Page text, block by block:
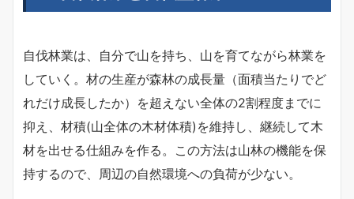
自伐林業は、自分で山を持ち、山を育てながら林業を
していく。材の生産が森林の成長量（面積当たりでど
れだけ成長したか）を超えない全体の2割程度までに
抑え、材積(山全体の木材体積)を維持し、継続して木
材を出せる仕組みを作る。この方法は山林の機能を保
持するので、周辺の自然環境への負荷が少ない。